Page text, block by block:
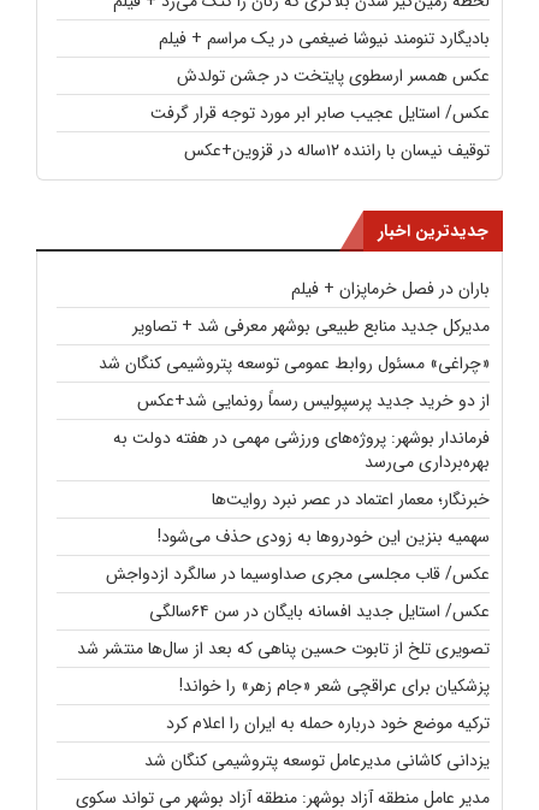
بادیگارد تنومند نیوشا ضیغمی در یک مراسم + فیلم
عکس همسر ارسطوی پایتخت در جشن تولدش
عکس/ استایل عجیب صابر ابر مورد توجه قرار گرفت
توقیف نیسان با راننده ۱۲ساله در قزوین+عکس
جدیدترین اخبار
باران در فصل خرماپزان + فیلم
مدیرکل جدید منابع طبیعی بوشهر معرفی شد + تصاویر
«چراغی» مسئول روابط عمومی توسعه پتروشیمی کنگان شد
از دو خرید جدید پرسپولیس رسماً رونمایی شد+عکس
فرماندار بوشهر: پروژه‌های ورزشی مهمی در هفته دولت به
بهره‌برداری می‌رسد
خبرنگار؛ معمار اعتماد در عصر نبرد روایت‌ها
سهمیه بنزین این خودروها به زودی حذف می‌شود!
عکس/ قاب مجلسی مجری صداوسیما در سالگرد ازدواجش
عکس/ استایل جدید افسانه بایگان در سن ۶۴سالگی
تصویری تلخ از تابوت حسین پناهی که بعد از سال‌ها منتشر شد
پزشکیان برای عراقچی شعر «جام زهر» را خواند!
ترکیه موضع خود درباره حمله به ایران را اعلام کرد
یزدانی کاشانی مدیرعامل توسعه پتروشیمی کنگان شد
مدیر عامل منطقه آزاد بوشهر: منطقه آزاد بوشهر می تواند سکوی